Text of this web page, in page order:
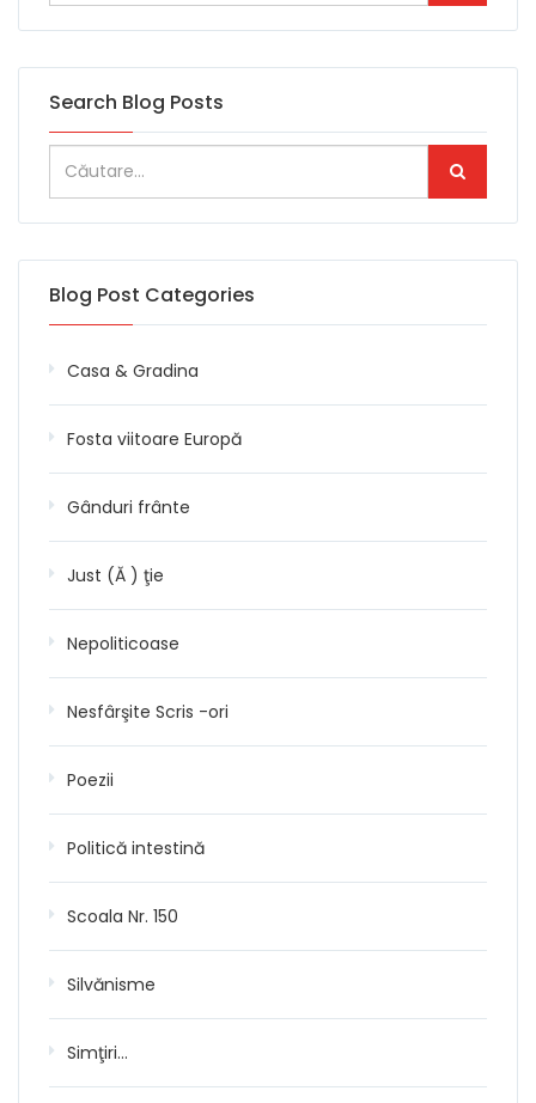
Search Blog Posts
Blog Post Categories
Casa & Gradina
Fosta viitoare Europă
Gânduri frânte
Just (Ă ) ţie
Nepoliticoase
Nesfârşite Scris -ori
Poezii
Politică intestină
Scoala Nr. 150
Silvănisme
Simţiri…